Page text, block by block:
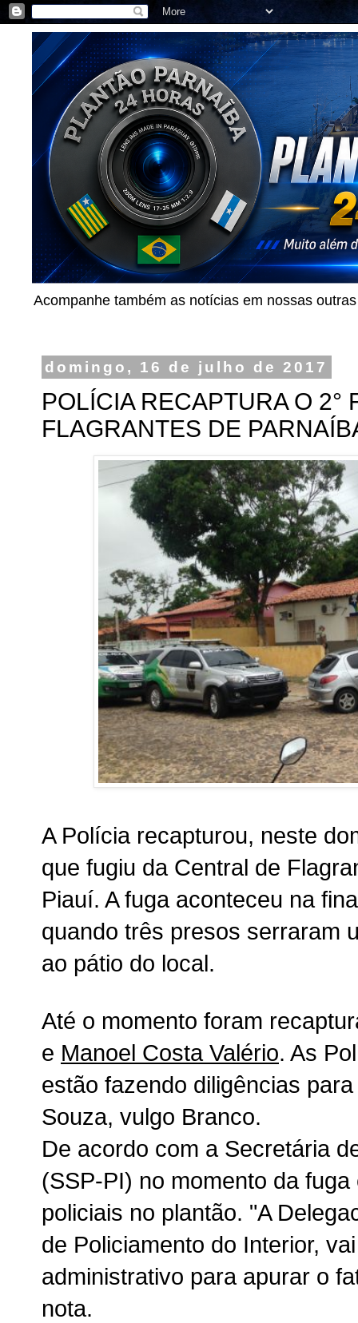
Acompanhe também as notícias em nossas
domingo, 16 de julho de 2017
POLÍCIA RECAPTURA O 2°
FLAGRANTES DE
A Polícia recapturou, neste
que fugiu da Central de
Piauí. A fuga aconteceu na
quando três presos serraram
ao pátio do local.
Até o momento foram
e Manoel Costa Valério. As
estão fazendo diligências
Souza, vulgo Branco.
De acordo com a Secretária
(SSP-PI) no momento da
policiais no plantão. "A
de Policiamento do Interior,
administrativo para apurar o
nota.